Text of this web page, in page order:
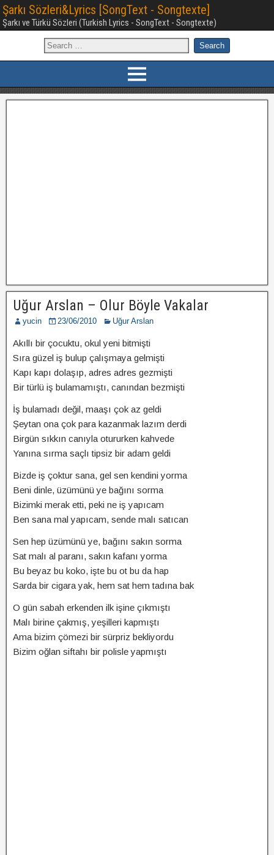
Şarkı Sözleri&Lyrics [SongText - Songtexte]
Şarkı ve Türkü Sözleri (Turkish Lyrics - SongText - Songtexte)
Uğur Arslan – Olur Böyle Vakalar
yucin 23/06/2010 Uğur Arslan
Akıllı bir çocuktu, okul yeni bitmişti
Sıra güzel iş bulup çalışmaya gelmişti
Kapı kapı dolaşıp, adres adres gezmişti
Bir türlü iş bulamamıştı, canından bezmişti
İş bulamadı değil, maaşı çok az geldi
Şeytan ona çok para kazanmak lazım derdi
Birgün sıkkın canıyla otururken kahvede
Yanına sırma saçlı tipsiz bir adam geldi
Bizde iş çoktur sana, gel sen kendini yorma
Beni dinle, üzümünü ye bağını sorma
Bizimki merak etti, peki ne iş yapıcam
Ben sana mal yapıcam, sende malı satıcan
Sen hep üzümünü ye, bağını sakın sorma
Sat malı al paranı, sakın kafanı yorma
Bu beyaz bu koko, işte bu ot bu da hap
Sarda bir cigara yak, hem sat hem tadına bak
O gün sabah erkenden ilk işine çıkmıştı
Malı birine çakmış, yeşilleri kapmıştı
Ama bizim çömezi bir sürpriz bekliyordu
Bizim oğlan siftahı bir polisle yapmıştı